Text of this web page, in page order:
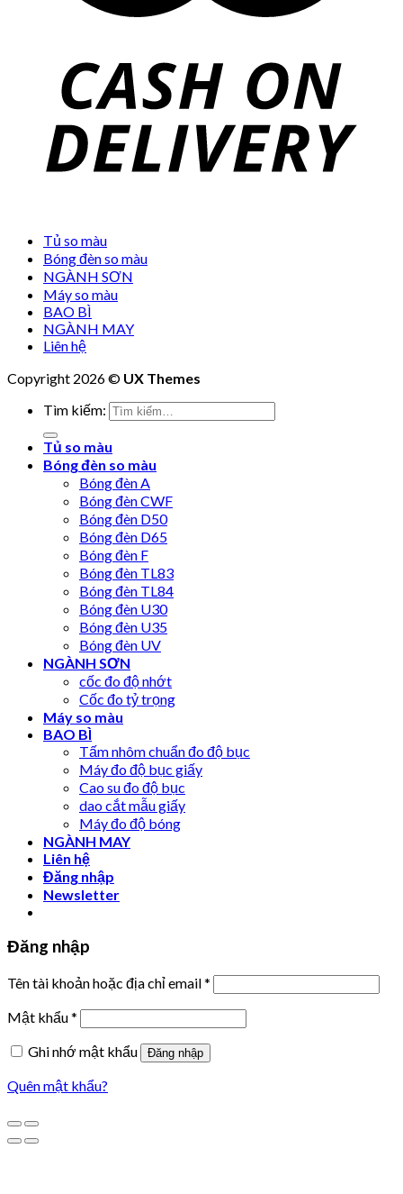
Tủ so màu
Bóng đèn so màu
NGÀNH SƠN
Máy so màu
BAO BÌ
NGÀNH MAY
Liên hệ
Copyright 2026 © UX Themes
Tìm kiếm:
Tủ so màu
Bóng đèn so màu
Bóng đèn A
Bóng đèn CWF
Bóng đèn D50
Bóng đèn D65
Bóng đèn F
Bóng đèn TL83
Bóng đèn TL84
Bóng đèn U30
Bóng đèn U35
Bóng đèn UV
NGÀNH SƠN
cốc đo độ nhớt
Cốc đo tỷ trọng
Máy so màu
BAO BÌ
Tấm nhôm chuẩn đo độ bục
Máy đo độ bục giấy
Cao su đo độ bục
dao cắt mẫu giấy
Máy đo độ bóng
NGÀNH MAY
Liên hệ
Đăng nhập
Newsletter
Đăng nhập
Tên tài khoản hoặc địa chỉ email*
Mật khẩu*
Ghi nhớ mật khẩu
Đăng nhập
Quên mật khẩu?